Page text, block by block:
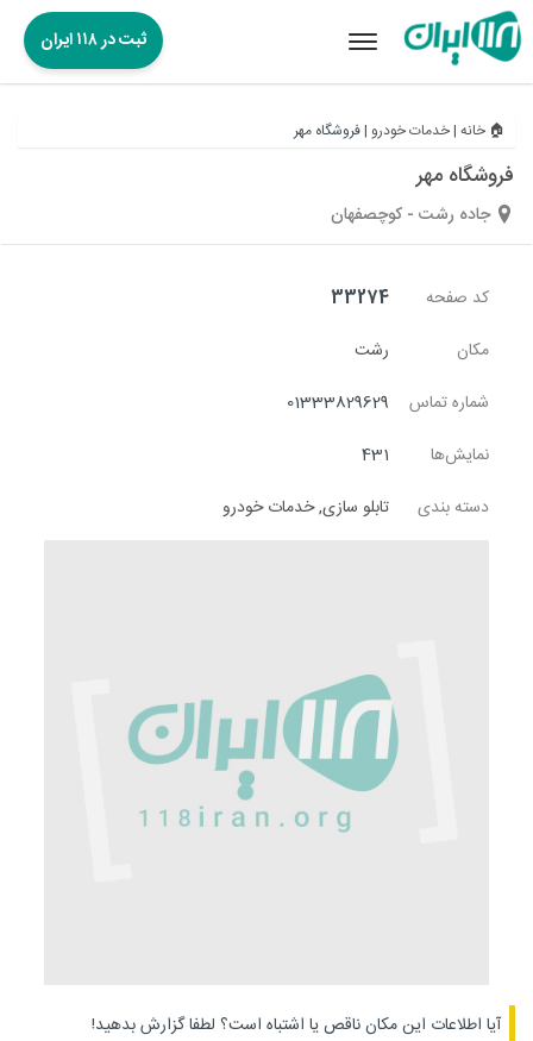
Toggle
ثبت در ۱۱۸ ایران
🏠 خانه |خدمات خودرو |فروشگاه مهر
فروشگاه مهر
جاده رشت - کوچصفهان
کد صفحه
33274
مکان
رشت
شماره تماس
01333829629
نمایش‌ها
431
دسته بندی
تابلو سازی,خدمات خودرو
آیا اطلاعات این مکان ناقص یا اشتباه است؟ لطفا گزارش بدهید!